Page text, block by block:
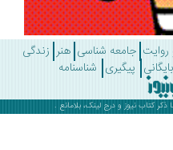
جامعه شناسی هنر زندگی
پیگیری شناسنامه
نیوز و درج لینک، بلامانع .